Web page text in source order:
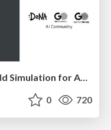
論文紹介 "ReSim: Reliable World Simulation for Autonomous Driving"
0 720